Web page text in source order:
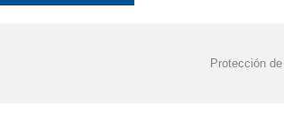
Protección